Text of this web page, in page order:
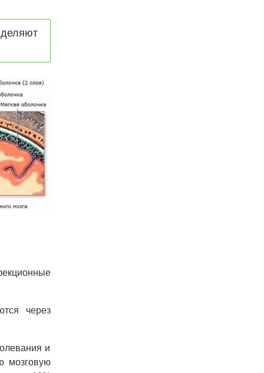
через
и
мозговую